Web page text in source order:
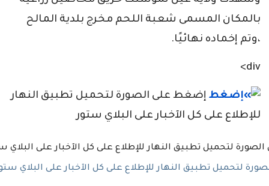
بالمكان المسمى شعبة اللحم مخرج بلدية المالح
،وتم إخماده نهائيًا.
div>
إضغط على الصورة لتحميل تطبيق النهار
للإطلاع على كل الآخبار على البلاي ستور
لتحميل تطبيق النهار للإطلاع على كل الآخبار على البلاي